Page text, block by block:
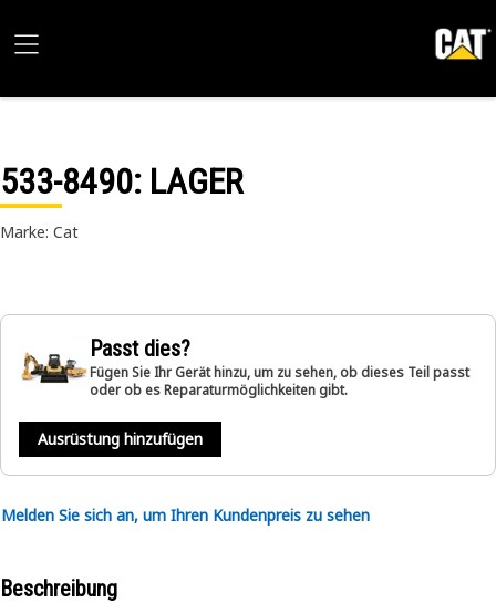
533-8490: LAGER
Marke: Cat
Passt dies?
Fügen Sie Ihr Gerät hinzu, um zu sehen, ob dieses Teil passt
oder ob es Reparaturmöglichkeiten gibt.
Ausrüstung hinzufügen
Melden Sie sich an, um Ihren Kundenpreis zu sehen
Beschreibung